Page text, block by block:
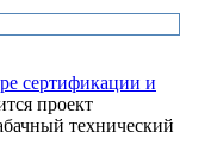
сертификации и
проект
технический